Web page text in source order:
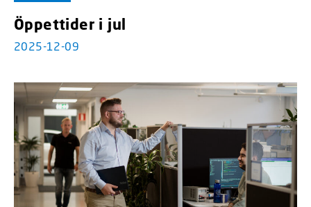
Öppettider i jul
2025-12-09